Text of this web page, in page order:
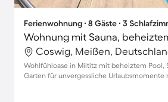
Ferienwohnung ∙ 8 Gäste ∙ 3
Coswig, Meißen,
Wohlfühloase in Miltitz mit beheiztem Pool,
Garten für unvergessliche Urlaubsmomente